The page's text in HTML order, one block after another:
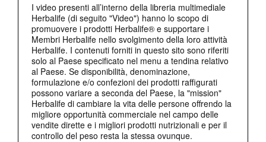
I video presenti all’interno della libreria multimediale
Herbalife (di seguito "Video") hanno lo scopo di
promuovere i prodotti Herbalife® e supportare i
Membri Herbalife nello svolgimento della loro attività
Herbalife. I contenuti forniti in questo sito sono riferiti
solo al Paese specificato nel menu a tendina relativo
al Paese. Se disponibilità, denominazione,
formulazione e/o confezioni dei prodotti raffigurati
possono variare a seconda del Paese, la "mission"
Herbalife di cambiare la vita delle persone offrendo la
migliore opportunità commerciale nel campo delle
vendite dirette e i migliori prodotti nutrizionali e per il
controllo del peso resta la stessa ovunque.
43:39
Scopriamo i prodotti della HL/Skin
Come usare i nuovi prodotti, con la PT 15K Irene Pernisi